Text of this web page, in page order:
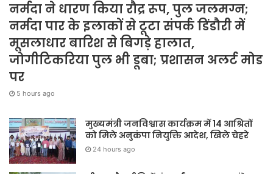
नर्मदा ने धारण किया रौद्र रूप, पुल जलमग्न;
नर्मदा पार के इलाकों से टूटा संपर्क डिंडौरी में
मूसलाधार बारिश से बिगड़े हालात,
जोगीटिकरिया पुल भी डूबा; प्रशासन अलर्ट मोड
पर
5 hours ago
मुख्यमंत्री जनविश्वास कार्यक्रम में 14 आश्रितों
को मिले अनुकंपा नियुक्ति आदेश, खिले चेहरे
24 hours ago